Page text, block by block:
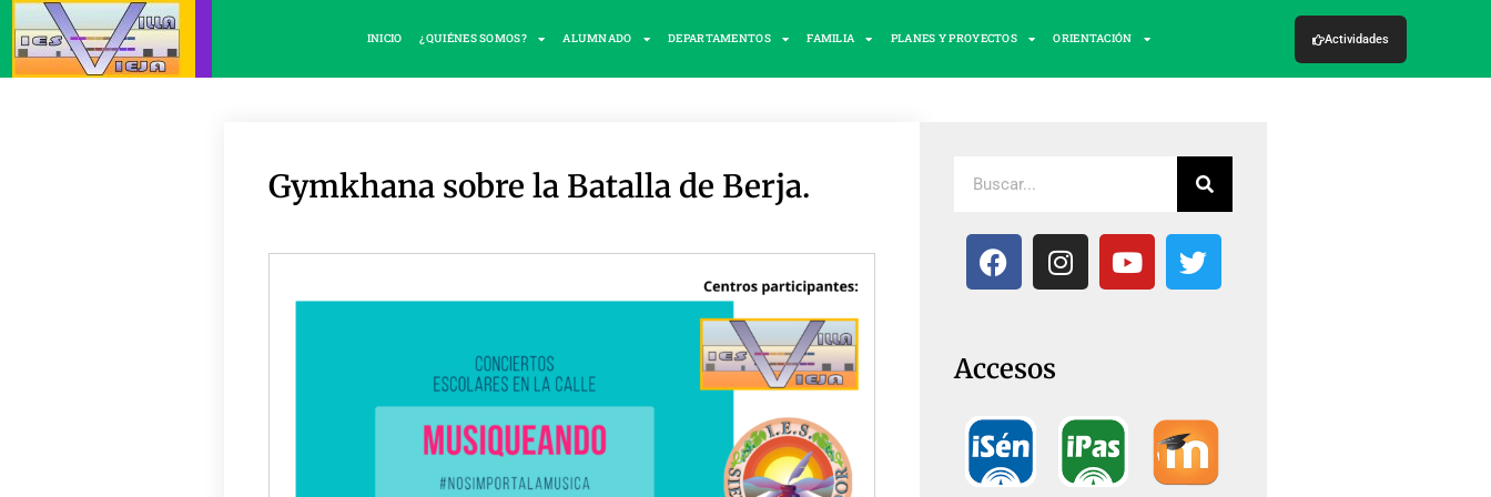
INICIO ¿QUIÉNES SOMOS? ALUMNADO DEPARTAMENTOS FAMILIA PLANES Y PROYECTOS ORIENTACIÓN Actividades
Gymkhana sobre la Batalla de Berja.
Accesos